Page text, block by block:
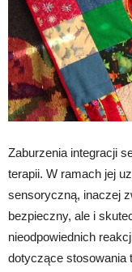
Zaburzenia integracji
terapii. W ramach jej
sensoryczną, inaczej
bezpieczny, ale i
nieodpowiednich
dotyczące stosowania